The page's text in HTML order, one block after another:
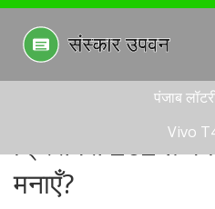
पंजाब
Vivo
क्रिसमस 2024:
मनाएँ?